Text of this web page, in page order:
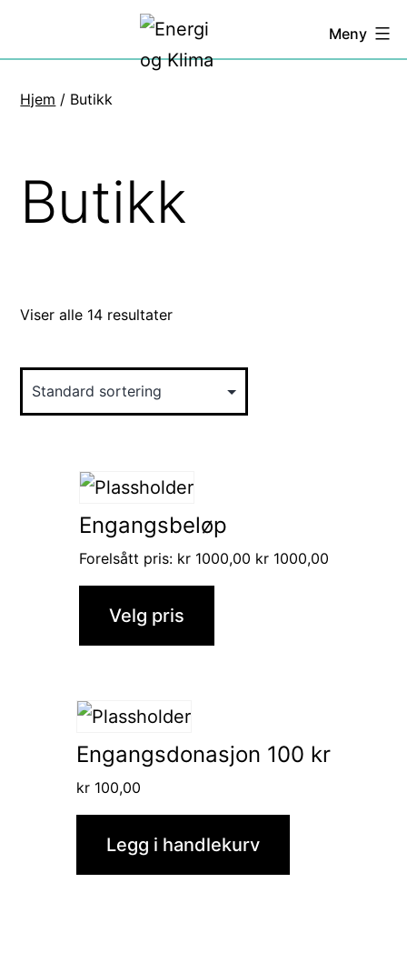
Energi
Klima
Meny
Hjem / Butikk
Butikk
Viser alle 14 resultater
Engangsbeløp
Forelsått pris: kr1000,00 kr1000,00
Velg pris
Engangsdonasjon 100 kr
kr 100,00
Legg i handlekurv